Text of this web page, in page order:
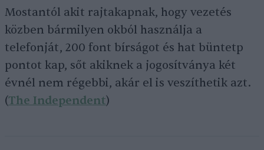
Mostantól akit rajtakapnak, hogy vezetés
közben bármilyen okból használja a
telefonját, 200 font bírságot és hat büntetp
pontot kap, sőt akiknek a jogosítványa két
évnél nem régebbi, akár el is veszíthetik azt.
(The Independent)